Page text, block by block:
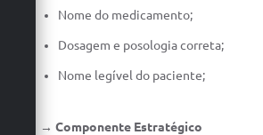
Nome do medicamento;
Dosagem e posologia correta;
Nome legível do paciente;
→ Componente Estratégico